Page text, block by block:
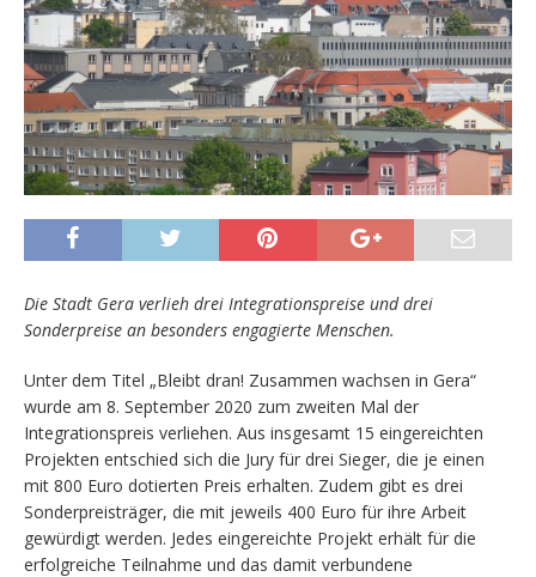
Die Stadt Gera verlieh drei Integrationspreise und drei
Sonderpreise an besonders engagierte Menschen.
Unter dem Titel „Bleibt dran! Zusammen wachsen in Gera“
wurde am 8. September 2020 zum zweiten Mal der
Integrationspreis verliehen. Aus insgesamt 15 eingereichten
Projekten entschied sich die Jury für drei Sieger, die je einen
mit 800 Euro dotierten Preis erhalten. Zudem gibt es drei
Sonderpreisträger, die mit jeweils 400 Euro für ihre Arbeit
gewürdigt werden. Jedes eingereichte Projekt erhält für die
erfolgreiche Teilnahme und das damit verbundene